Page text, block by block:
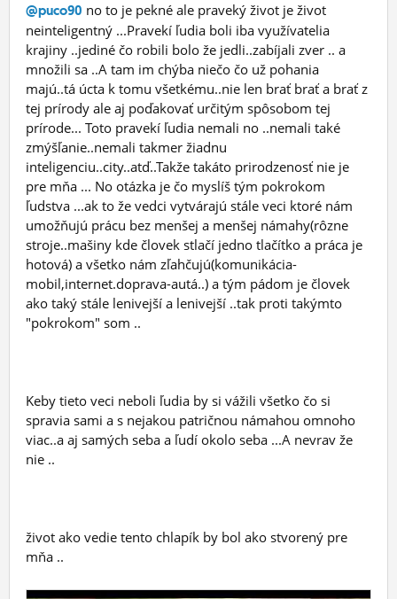
@puco90 no to je pekné ale praveký život je život
neinteligentný ...Pravekí ľudia boli iba využívatelia
krajiny ..jediné čo robili bolo že jedli..zabíjali zver .. a
množili sa ..A tam im chýba niečo čo už pohania
majú..tá úcta k tomu všetkému..nie len brať brať a brať z
tej prírody ale aj poďakovať určitým spôsobom tej
prírode... Toto pravekí ľudia nemali no ..nemali také
zmýšľanie..nemali takmer žiadnu
inteligenciu..city..atď..Takže takáto prirodzenosť nie je
pre mňa ... No otázka je čo myslíš tým pokrokom
ľudstva ...ak to že vedci vytvárajú stále veci ktoré nám
umožňujú prácu bez menšej a menšej námahy(rôzne
stroje..mašiny kde človek stlačí jedno tlačítko a práca je
hotová) a všetko nám zľahčujú(komunikácia-
mobil,internet.doprava-autá..) a tým pádom je človek
ako taký stále lenivejší a lenivejší ..tak proti takýmto
"pokrokom" som ..
Keby tieto veci neboli ľudia by si vážili všetko čo si
spravia sami a s nejakou patričnou námahou omnoho
viac..a aj samých seba a ľudí okolo seba ...A nevrav že
nie ..
život ako vedie tento chlapík by bol ako stvorený pre
mňa ..